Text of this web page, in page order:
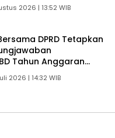
2026 | 13:52 WIB
DPRD Tetapkan
Tahun Anggaran
Pengelolaan
2026 | 14:32 WIB